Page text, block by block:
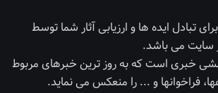
تبادل ایده ها و ارزیابی آثار شما توسط
سایت می باشد.
خبری است که به روز ترین خبرهای مربوط
فراخوانها و ... را منعکس می نماید.